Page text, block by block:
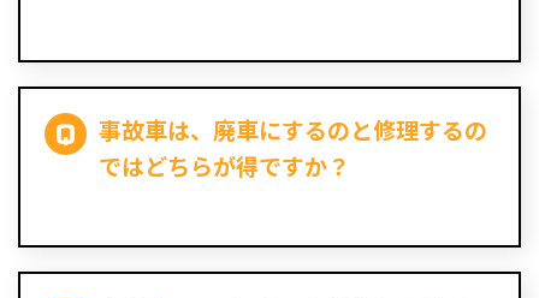
事故車は、廃車にするのと修理するの
ではどちらが得ですか？